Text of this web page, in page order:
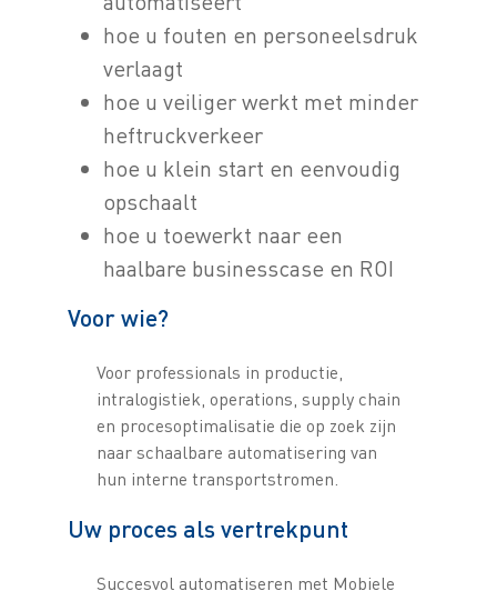
hoe u fouten en personeelsdruk
verlaagt
hoe u veiliger werkt met minder
heftruckverkeer
hoe u klein start en eenvoudig
opschaalt
hoe u toewerkt naar een
haalbare businesscase en ROI
Voor wie?
Voor professionals in productie,
intralogistiek, operations, supply chain
en procesoptimalisatie die op zoek zijn
naar schaalbare automatisering van
hun interne transportstromen.
Uw proces als vertrekpunt
Succesvol automatiseren met Mobiele